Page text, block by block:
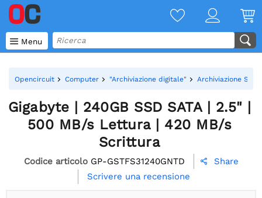
 Menu
Opencircuit Computer "Archiviazione digitale" Archiviazione SSD
Gigabyte | 240GB SSD SATA | 2.5" |
500 MB/s Lettura | 420 MB/s
Scrittura
Codice articolo GP-GSTFS31240GNTD 
Share
Scrivere una recensione